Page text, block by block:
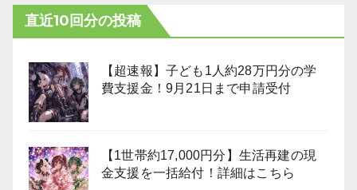
直近10回分の投稿
【超速報】子ども1人約28万円分の学
費支援金！9月21日まで申請受付
【1世帯約17,000円分】生活再建の現
金支援を一括給付！詳細はこちら